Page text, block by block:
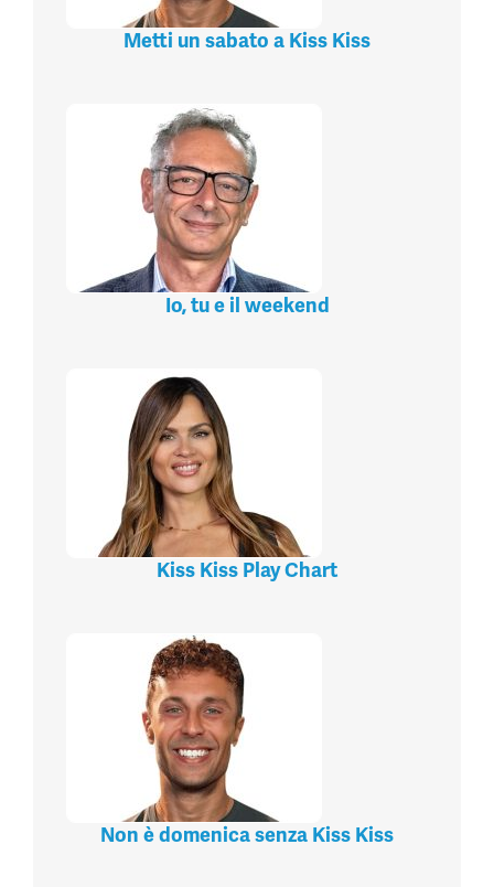
Metti un sabato a Kiss Kiss
Io, tu e il weekend
Kiss Kiss Play Chart
Non è domenica senza Kiss Kiss